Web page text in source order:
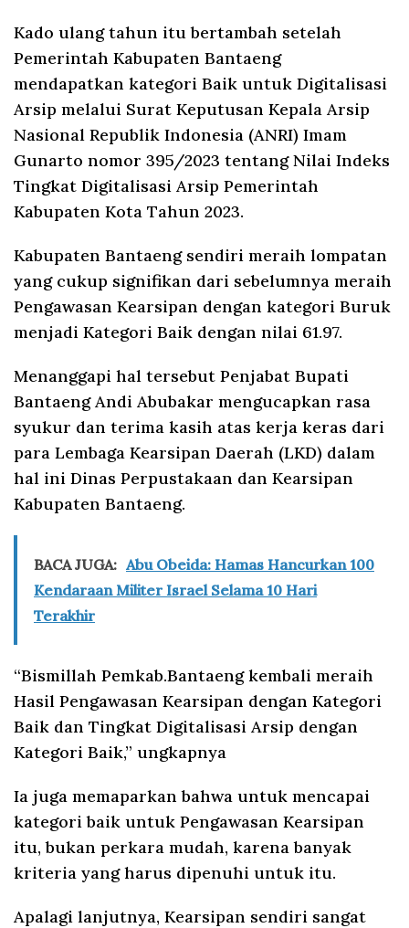
Kado ulang tahun itu bertambah setelah
Pemerintah Kabupaten Bantaeng
mendapatkan kategori Baik untuk Digitalisasi
Arsip melalui Surat Keputusan Kepala Arsip
Nasional Republik Indonesia (ANRI) Imam
Gunarto nomor 395/2023 tentang Nilai Indeks
Tingkat Digitalisasi Arsip Pemerintah
Kabupaten Kota Tahun 2023.
Kabupaten Bantaeng sendiri meraih lompatan
yang cukup signifikan dari sebelumnya meraih
Pengawasan Kearsipan dengan kategori Buruk
menjadi Kategori Baik dengan nilai 61.97.
Menanggapi hal tersebut Penjabat Bupati
Bantaeng Andi Abubakar mengucapkan rasa
syukur dan terima kasih atas kerja keras dari
para Lembaga Kearsipan Daerah (LKD) dalam
hal ini Dinas Perpustakaan dan Kearsipan
Kabupaten Bantaeng.
BACA JUGA: Abu Obeida: Hamas Hancurkan 100
Kendaraan Militer Israel Selama 10 Hari
Terakhir
“Bismillah Pemkab.Bantaeng kembali meraih
Hasil Pengawasan Kearsipan dengan Kategori
Baik dan Tingkat Digitalisasi Arsip dengan
Kategori Baik,” ungkapnya
Ia juga memaparkan bahwa untuk mencapai
kategori baik untuk Pengawasan Kearsipan
itu, bukan perkara mudah, karena banyak
kriteria yang harus dipenuhi untuk itu.
Apalagi lanjutnya, Kearsipan sendiri sangat